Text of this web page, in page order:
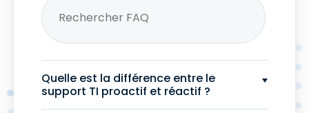
Quelle est la différence entre le
support TI proactif et réactif ?